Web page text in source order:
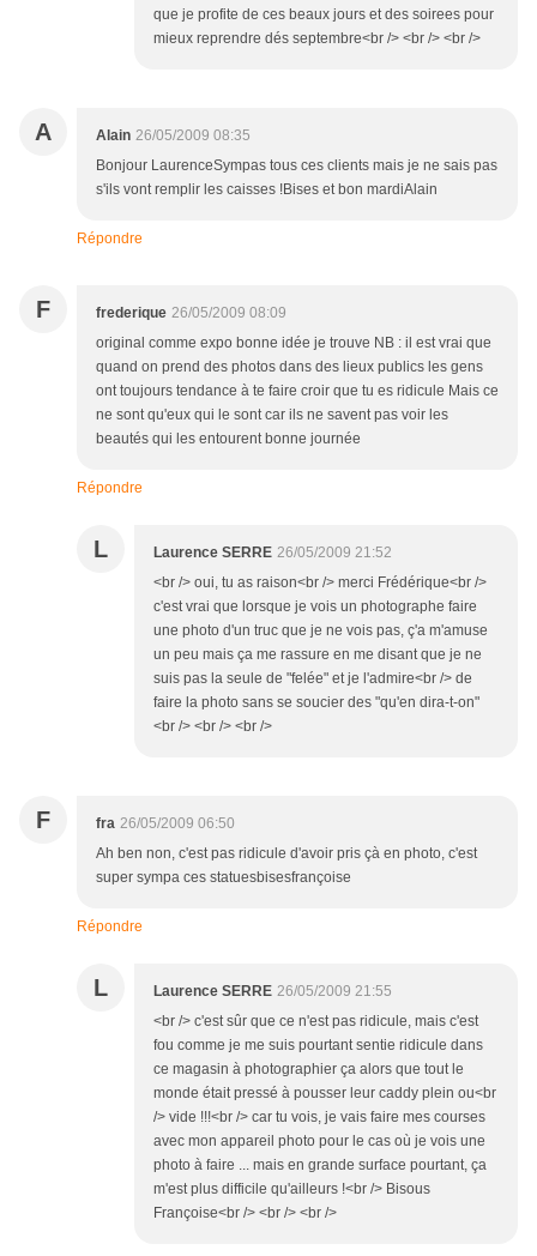
que je profite de ces beaux jours et des soirees pour
mieux reprendre dés septembre<br /> <br /> <br />
A Alain 26/05/2009 08:35
Bonjour LaurenceSympas tous ces clients mais je ne sais pas
s'ils vont remplir les caisses !Bises et bon mardiAlain
Répondre
F frederique 26/05/2009 08:09
original comme expo bonne idée je trouve NB : il est vrai que
quand on prend des photos dans des lieux publics les gens
ont toujours tendance à te faire croir que tu es ridicule Mais ce
ne sont qu'eux qui le sont car ils ne savent pas voir les
beautés qui les entourent bonne journée
Répondre
L Laurence SERRE 26/05/2009 21:52
<br /> oui, tu as raison<br /> merci Frédérique<br />
c'est vrai que lorsque je vois un photographe faire
une photo d'un truc que je ne vois pas, ç'a m'amuse
un peu mais ça me rassure en me disant que je ne
suis pas la seule de "felée" et je l'admire<br /> de
faire la photo sans se soucier des "qu'en dira-t-on"
<br /> <br /> <br />
F fra 26/05/2009 06:50
Ah ben non, c'est pas ridicule d'avoir pris çà en photo, c'est
super sympa ces statuesbisesfrançoise
Répondre
L Laurence SERRE 26/05/2009 21:55
<br /> c'est sûr que ce n'est pas ridicule, mais c'est
fou comme je me suis pourtant sentie ridicule dans
ce magasin à photographier ça alors que tout le
monde était pressé à pousser leur caddy plein ou<br
/> vide !!!<br /> car tu vois, je vais faire mes courses
avec mon appareil photo pour le cas où je vois une
photo à faire ... mais en grande surface pourtant, ça
m'est plus difficile qu'ailleurs !<br /> Bisous
Françoise<br /> <br /> <br />